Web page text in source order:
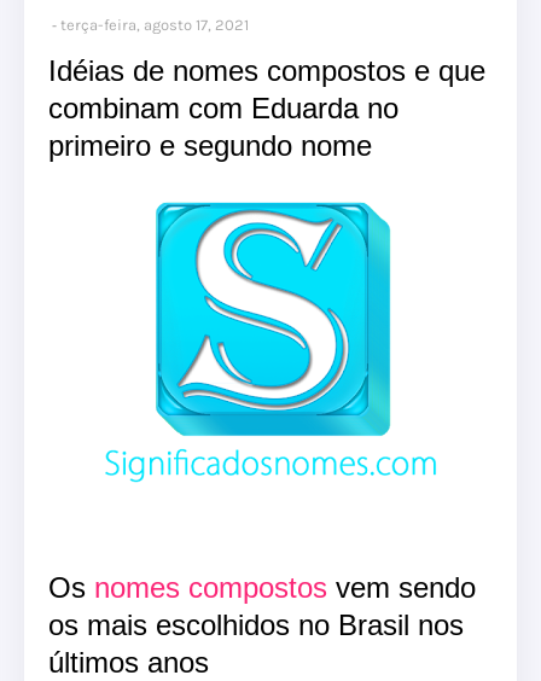
terça-feira, agosto 17, 2021
Idéias de nomes compostos e que
combinam com Eduarda no
primeiro e segundo nome
Os nomes compostos vem sendo
os mais escolhidos no Brasil nos
últimos anos